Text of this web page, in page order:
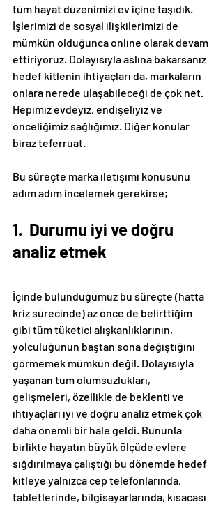
tüm hayat düzenimizi ev içine taşıdık.
İşlerimizi de sosyal ilişkilerimizi de
mümkün olduğunca online olarak devam
ettiriyoruz. Dolayısıyla aslına bakarsanız
hedef kitlenin ihtiyaçları da, markaların
onlara nerede ulaşabileceği de çok net.
Hepimiz evdeyiz, endişeliyiz ve
önceliğimiz sağlığımız. Diğer konular
biraz teferruat.
Bu süreçte marka iletişimi konusunu
adım adım incelemek gerekirse;
1.  Durumu iyi ve doğru
analiz etmek
İçinde bulunduğumuz bu süreçte (hatta
kriz sürecinde) az önce de belirttiğim
gibi tüm tüketici alışkanlıklarının,
yolculuğunun baştan sona değiştiğini
görmemek mümkün değil. Dolayısıyla
yaşanan tüm olumsuzlukları,
gelişmeleri, özellikle de beklenti ve
ihtiyaçları iyi ve doğru analiz etmek çok
daha önemli bir hale geldi. Bununla
birlikte hayatın büyük ölçüde evlere
sığdırılmaya çalıştığı bu dönemde hedef
kitleye yalnızca cep telefonlarında,
tabletlerinde, bilgisayarlarında, kısacası